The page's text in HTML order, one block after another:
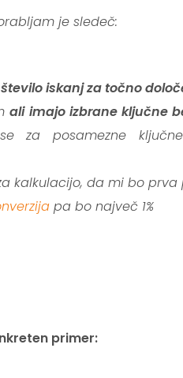
je sledeč:
število iskanj za točno
ali imajo izbrane ključne
za posamezne
kalkulacijo, da mi bo prva
pa bo največ 1%
primer: